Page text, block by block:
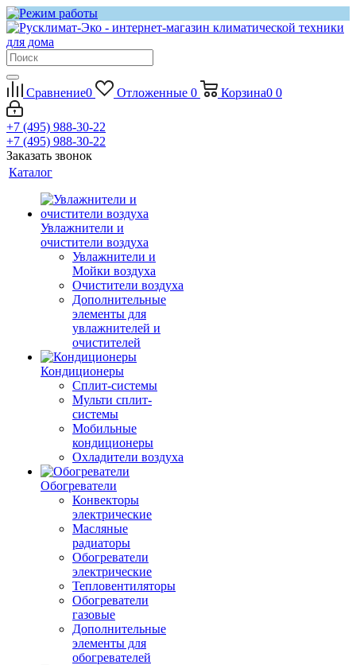
Сравнение0 Отложенные 0 Корзина0 0
+7 (495) 988-30-22
+7 (495) 988-30-22
Заказать звонок
Каталог
Увлажнители и
очистители воздуха
Увлажнители и
Мойки воздуха
Очистители воздуха
Дополнительные
элементы для
увлажнителей и
очистителей
Кондиционеры
Сплит-системы
Мульти сплит-
системы
Мобильные
кондиционеры
Охладители воздуха
Обогреватели
Конвекторы
электрические
Масляные
радиаторы
Обогреватели
электрические
Тепловентиляторы
Обогреватели
газовые
Дополнительные
элементы для
обогревателей